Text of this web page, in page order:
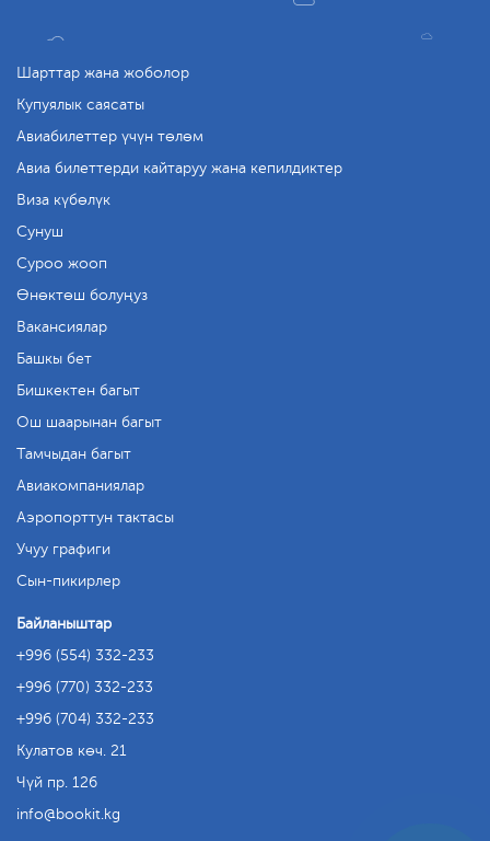
Шарттар жана жоболор
Купуялык саясаты
Авиабилеттер үчүн төлөм
Авиа билеттерди кайтаруу жана кепилдиктер
Виза күбөлүк
Сунуш
Суроо жооп
Өнөктөш болуңуз
Вакансиялар
Башкы бет
Бишкектен багыт
Ош шаарынан багыт
Тамчыдан багыт
Авиакомпаниялар
Аэропорттун тактасы
Учуу графиги
Сын-пикирлер
Байланыштар
+996 (554) 332-233
+996 (770) 332-233
+996 (704) 332-233
Кулатов көч. 21
Чүй пр. 126
info
bookit.kg